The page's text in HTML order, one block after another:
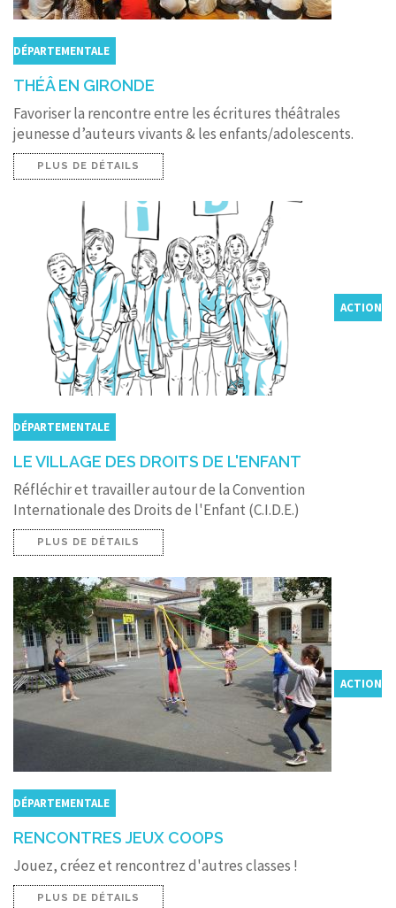
DÉPARTEMENTALE
THÉÂ EN GIRONDE
Favoriser la rencontre entre les écritures théâtrales
jeunesse d’auteurs vivants & les enfants/adolescents.
PLUS DE DÉTAILS
ACTION
DÉPARTEMENTALE
LE VILLAGE DES DROITS DE L'ENFANT
Réfléchir et travailler autour de la Convention
Internationale des Droits de l'Enfant (C.I.D.E.)
PLUS DE DÉTAILS
ACTION
DÉPARTEMENTALE
RENCONTRES JEUX COOPS
Jouez, créez et rencontrez d'autres classes !
PLUS DE DÉTAILS